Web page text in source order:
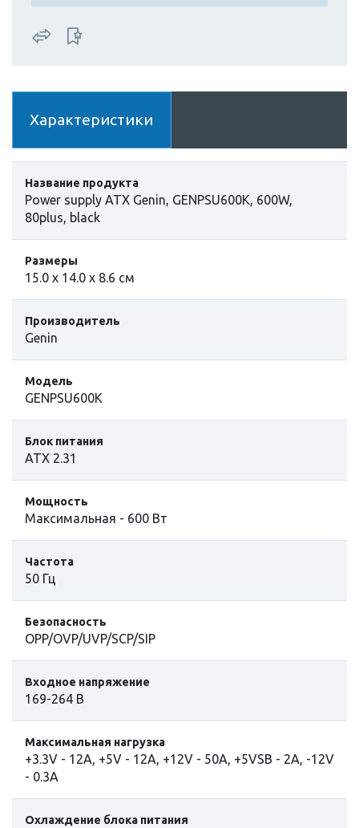
Характеристики
Название продукта
Power supply ATX Genin, GENPSU600K, 600W,
80plus, black
Размеры
15.0 х 14.0 х 8.6 см
Производитель
Genin
Модель
GENPSU600K
Блок питания
ATX 2.31
Мощность
Максимальная - 600 Вт
Частота
50 Гц
Безопасность
OPP/OVP/UVP/SCP/SIP
Входное напряжение
169-264 В
Максимальная нагрузка
+3.3V - 12A, +5V - 12A, +12V - 50A, +5VSB - 2A, -12V
- 0.3A
Охлаждение блока питания